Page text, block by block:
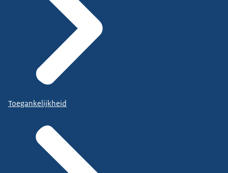
Toegankelijkheid